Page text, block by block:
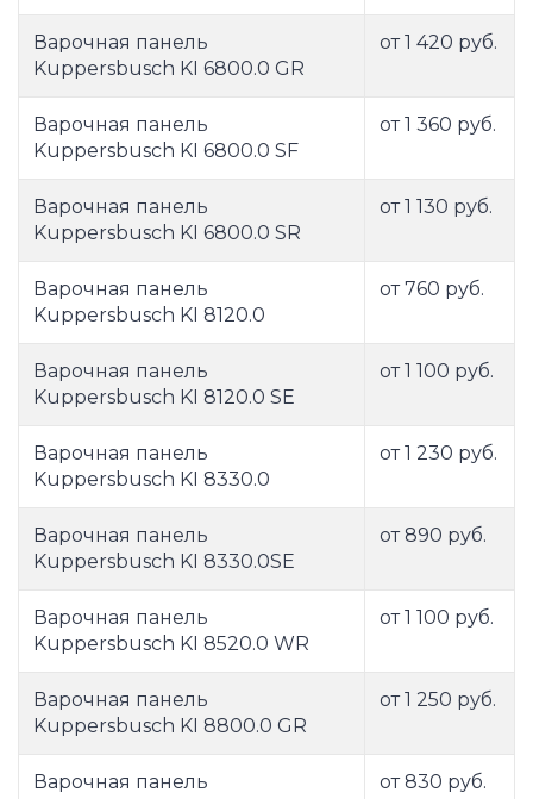
Варочная панель
Kuppersbusch KI 6800.0 GR
от 1 420 руб.
Варочная панель
Kuppersbusch KI 6800.0 SF
от 1 360 руб.
Варочная панель
Kuppersbusch KI 6800.0 SR
от 1 130 руб.
Варочная панель
Kuppersbusch KI 8120.0
от 760 руб.
Варочная панель
Kuppersbusch KI 8120.0 SE
от 1 100 руб.
Варочная панель
Kuppersbusch KI 8330.0
от 1 230 руб.
Варочная панель
Kuppersbusch KI 8330.0SE
от 890 руб.
Варочная панель
Kuppersbusch KI 8520.0 WR
от 1 100 руб.
Варочная панель
Kuppersbusch KI 8800.0 GR
от 1 250 руб.
Варочная панель
от 830 руб.